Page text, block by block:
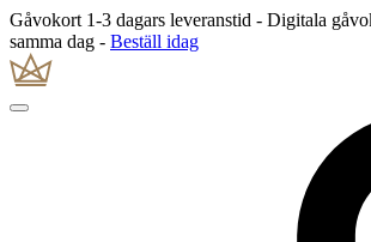
Gåvokort 1-3 dagars leveranstid - Digitala
samma dag - Beställ idag